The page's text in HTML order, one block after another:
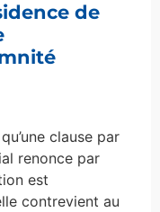
de
clause par
renonce par
est
contrevient au